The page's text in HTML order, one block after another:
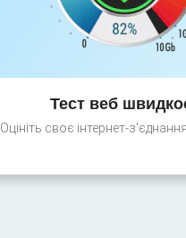
Тест веб
Оцініть своє інтернет-